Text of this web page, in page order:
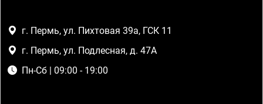
г. Пермь, ул. Пихтовая 39а, ГСК 11
г. Пермь, ул. Подлесная, д. 47А
Пн-Сб | 09:00 - 19:00